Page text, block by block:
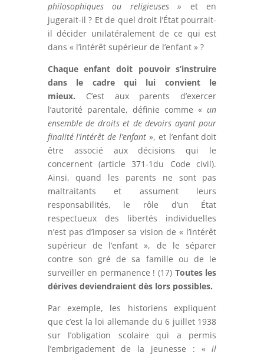
philosophiques ou religieuses »
et en
jugerait-il ? Et de quel droit l’État pourrait-
il décider unilatéralement de ce qui est
dans « l’intérêt supérieur de l’enfant » ?
Chaque enfant doit pouvoir s’instruire
dans le cadre qui lui convient le
mieux.
C’est aux parents d’exercer
l’autorité parentale, définie comme «un
ensemble de droits et de devoirs ayant pour
finalité l’intérêt de l’enfant », et l’enfant doit
être associé aux décisions qui le
concernent (article 371-1du Code civil).
Ainsi, quand les parents ne sont pas
maltraitants et assument leurs
responsabilités, le rôle d’un État
respectueux des libertés individuelles
n’est pas d’imposer sa vision de « l’intérêt
supérieur de l’enfant », de le séparer
contre son gré de sa famille ou de le
surveiller en permanence ! (17) Toutes les
dérives deviendraient dès lors possibles.
Par exemple, les historiens expliquent
que c’est la loi allemande du 6 juillet 1938
sur l’obligation scolaire qui a permis
l’embrigadement de la jeunesse : «il